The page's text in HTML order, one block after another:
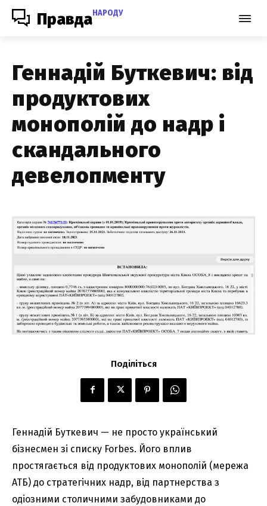
ПравдаНАРОДУ
Геннадій Буткевич: від
продуктових
монополій до надр і
скандального
девелопменту
Поділіться
Геннадій Буткевич — не просто український
бізнесмен зі списку Forbes. Його вплив
простягається від продуктових монополій (мережа
АТБ) до стратегічних надр, від партнерства з
одіозними столичними забудовниками до